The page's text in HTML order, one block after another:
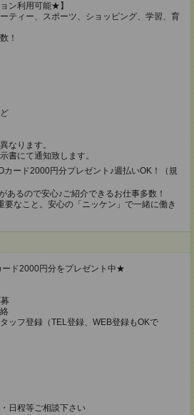
ン利用可能★】
ティー、スポーツ、ショッピング、学習、育
！
なります。
書にて通知致します。
カード2000円分プレゼント♪週払いOK！（規
るので安心♪ご紹介できるお仕事多数！
要なこと。安心の「ニッケン」で一緒に働き
ド2000円分をプレゼント中★
ッフ登録（TEL登録、WEB登録もOKで
日程等ご相談下さい